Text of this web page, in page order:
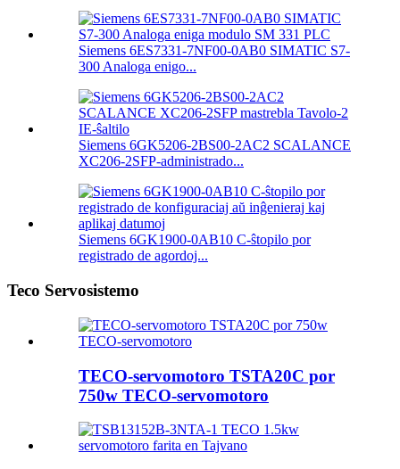
Siemens 6ES7331-7NF00-0AB0 SIMATIC S7-
300 Analoga enigo...
Siemens 6GK5206-2BS00-2AC2 SCALANCE
XC206-2SFP-administrado...
Siemens 6GK1900-0AB10 C-ŝtopilo por
registrado de agordoj...
Teco Servosistemo
TECO-servomotoro TSTA20C por
750w TECO-servomotoro